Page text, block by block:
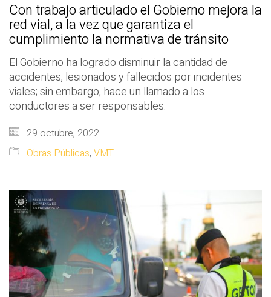
Con trabajo articulado el Gobierno mejora la
red vial, a la vez que garantiza el
cumplimiento la normativa de tránsito
El Gobierno ha logrado disminuir la cantidad de
accidentes, lesionados y fallecidos por incidentes
viales; sin embargo, hace un llamado a los
conductores a ser responsables.
29 octubre, 2022
Obras Públicas, VMT